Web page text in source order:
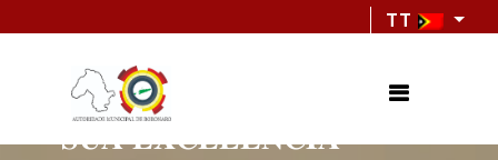
TT
𝐒𝐔𝐀 𝐄𝐗𝐂𝐄𝐋𝐄𝐍𝐂𝐈𝐀